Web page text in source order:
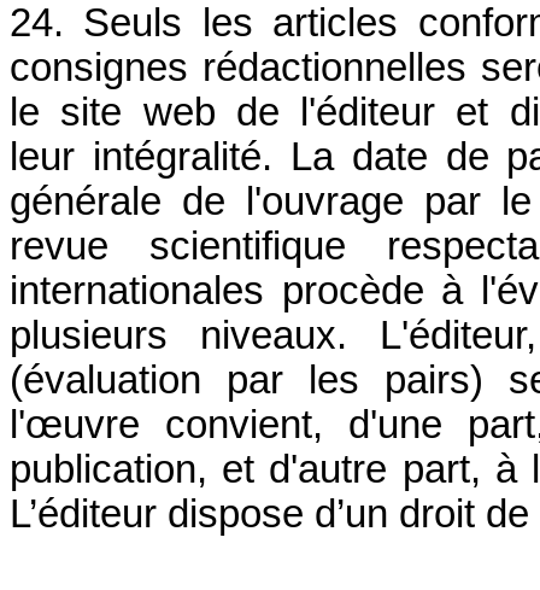
24. Seuls les articles
consignes rédactionnelles
le site web de l'éditeur et
leur intégralité. La date de
générale de l'ouvrage par
revue scientifique
internationales procède à
plusieurs niveaux.
(évaluation par les pairs)
l'œuvre convient, d'une
publication, et d'autre part, à
L’éditeur dispose d’un droit